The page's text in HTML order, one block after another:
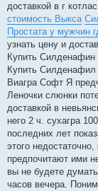
доставкой в г котлас
стоимость Выкса
Простата у мужчин
узнать цену и
Купить
Купить
Виагра Софт Я
Леночки слюнки
доставкой в
него 2 ч. сухагра
последних лет
этого
предпочитают ими
вы не будете
часов вечера.